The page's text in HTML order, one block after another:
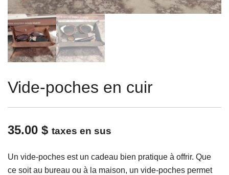
Vide-poches en cuir
35.00 $ taxes en sus
Un vide-poches est un cadeau bien pratique à offrir. Que
ce soit au bureau ou à la maison, un vide-poches permet